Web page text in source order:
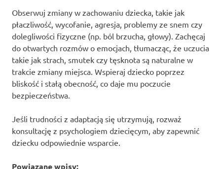
Obserwuj zmiany w zachowaniu dziecka, takie jak
płaczliwość, wycofanie, agresja, problemy ze snem czy
dolegliwości fizyczne (np. ból brzucha, głowy). Zachęcaj
do otwartych rozmów o emocjach, tłumacząc, że uczucia
takie jak strach, smutek czy tęsknota są naturalne w
trakcie zmiany miejsca. Wspieraj dziecko poprzez
bliskość i stałą obecność, co daje mu poczucie
bezpieczeństwa.
Jeśli trudności z adaptacją się utrzymują, rozważ
konsultację z psychologiem dziecięcym, aby zapewnić
dziecku odpowiednie wsparcie.
Powiązane wpisy: